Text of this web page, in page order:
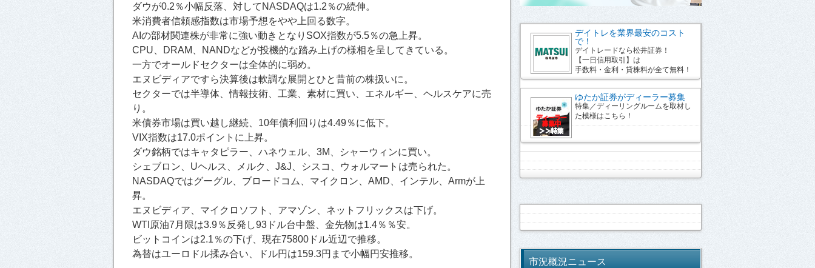
ダウが0.2％小幅反落、対してNASDAQは1.2％の続伸。
米消費者信頼感指数は市場予想をやや上回る数字。
AIの部材関連株が非常に強い動きとなりSOX指数が5.5％の急上昇。
CPU、DRAM、NANDなどが投機的な踏み上げの様相を呈してきている。
一方でオールドセクターは全体的に弱め。
エヌビディアですら決算後は軟調な展開とひと昔前の株扱いに。
セクターでは半導体、情報技術、工業、素材に買い、エネルギー、ヘルスケアに売
り。
米債券市場は買い越し継続、10年債利回りは4.49％に低下。
VIX指数は17.0ポイントに上昇。
ダウ銘柄ではキャタピラー、ハネウェル、3M、シャーウィンに買い。
シェブロン、Uヘルス、メルク、J&J、シスコ、ウォルマートは売られた。
NASDAQではグーグル、ブロードコム、マイクロン、AMD、インテル、Armが上
昇。
エヌビディア、マイクロソフト、アマゾン、ネットフリックスは下げ。
WTI原油7月限は3.9％反発し93ドル台中盤、金先物は1.4％％安。
ビットコインは2.1％の下げ、現在75800ドル近辺で推移。
為替はユーロドル揉み合い、ドル円は159.3円まで小幅円安推移。
デイトレを業界最安のコスト
で！
デイトレードなら松井証券！
【一日信用取引】は
手数料・金利・貸株料が全て無料！
ゆたか証券がディーラー募集
特集／ディーリングルームを取材し
た模様はこちら！
市況概況ニュース